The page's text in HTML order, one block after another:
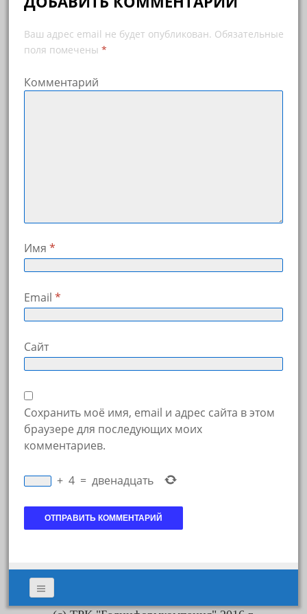
Ваш адрес email не будет опубликован. Обязательные
поля помечены *
Комментарий
Имя *
Email *
Сайт
Сохранить моё имя, email и адрес сайта в этом
браузере для последующих моих
комментариев.
+ 4 = двенадцать